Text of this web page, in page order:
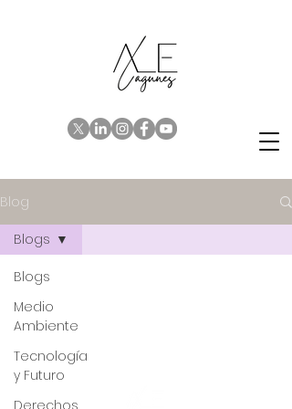
Blog
Blogs
Medio
Ambiente
Tecnología
y Futuro
Derechos
Blogs